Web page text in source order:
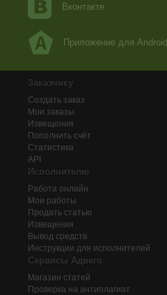
Вконтакте
Приложение для Android
Заказчику
Создать заказ
Мои заказы
Извещения
Пополнить счёт
Статистика
API
Исполнителю
Работа онлайн
Мои работы
Продать статью
Извещения
Вывод средств
Инструкции для исполнителей
Сервисы Адвего
Магазин статей
Проверка на антиплагиат